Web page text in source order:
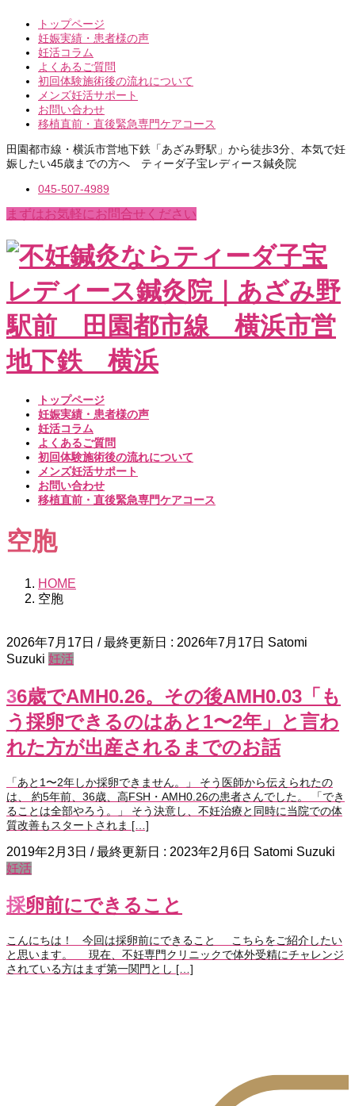
トップページ
妊娠実績・患者様の声
妊活コラム
よくあるご質問
初回体験施術後の流れについて
メンズ妊活サポート
お問い合わせ
移植直前・直後緊急専門ケアコース
田園都市線・横浜市営地下鉄「あざみ野駅」から徒歩3分、本気で妊
娠したい45歳までの方へ ティーダ子宝レディース鍼灸院
045-507-4989
まずはお気軽にお問合せください
トップページ
妊娠実績・患者様の声
妊活コラム
よくあるご質問
初回体験施術後の流れについて
メンズ妊活サポート
お問い合わせ
移植直前・直後緊急専門ケアコース
空胞
HOME
空胞
2026年7月17日 / 最終更新日 : 2026年7月17日 Satomi
Suzuki 妊活
36歳でAMH0.26。その後AMH0.03「も
う採卵できるのはあと1〜2年」と言わ
れた方が出産されるまでのお話
「あと1〜2年しか採卵できません。」 そう医師から伝えられたの
は、 約5年前、36歳、高FSH・AMH0.26の患者さんでした。 「でき
ることは全部やろう。」 そう決意し、不妊治療と同時に当院での体
質改善もスタートされま […]
2019年2月3日 / 最終更新日 : 2023年2月6日 Satomi Suzuki
妊活
採卵前にできること
こんにちは！ 今回は採卵前にできること こちらをご紹介したい
と思います。 現在、不妊専門クリニックで体外受精にチャレンジ
されている方はまず第一関門とし […]